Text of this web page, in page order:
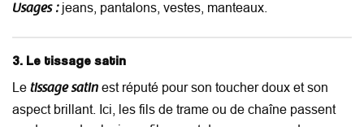
Usages :jeans, pantalons, vestes, manteaux.
3. Le tissage satin
Le tissage satin est réputé pour son toucher doux et son
aspect brillant. Ici, les fils de trame ou de chaîne passent